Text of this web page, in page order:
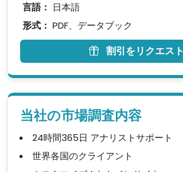
言語： 日本語
形式： PDF、データブック
割引をリクエスト
当社の市場調査内容
24時間365日 アナリストサポート
世界各国のクライアント